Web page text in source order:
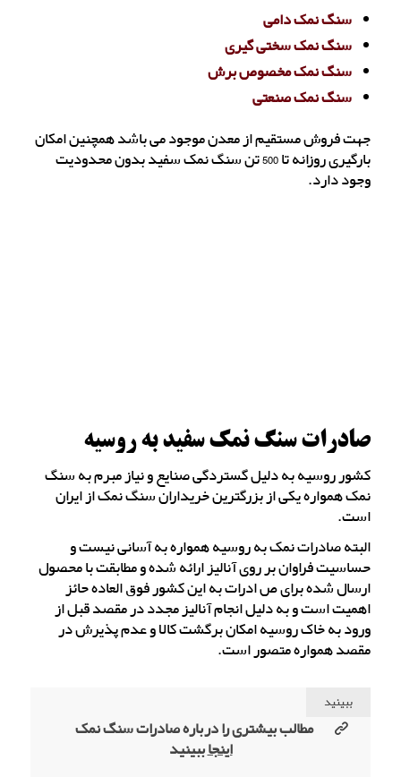
سنگ نمک دامی
سنگ نمک سختی گیری
سنگ نمک مخصوص برش
سنگ نمک صنعتی
جهت فروش مستقیم از معدن موجود می باشد همچنین امکان
بارگیری روزانه تا 500 تن سنگ نمک سفید بدون محدودیت
وجود دارد.
صادرات سنگ نمک سفید به روسیه
کشور روسیه به دلیل گستردگی صنایع و نیاز مبرم به سنگ
نمک همواره یکی از بزرگترین خریداران سنگ نمک از ایران
است.
البته صادرات نمک به روسیه همواره به آسانی نیست و
حساسیت فراوان بر روی آنالیز ارائه شده و مطابقت با محصول
ارسال شده برای ص ادرات به این کشور فوق العاده حائز
اهمیت است و به دلیل انجام آنالیز مجدد در مقصد قبل از
ورود به خاک روسیه امکان برگشت کالا و عدم پذیرش در
مقصد همواره متصور است.
ببینید
مطالب بیشتری را درباره صادرات سنگ نمک
اینجاببینید